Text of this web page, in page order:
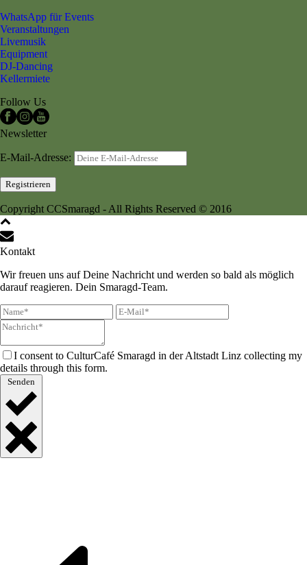
WhatsApp für Events
Veranstaltungen
Livemusik
Equipment
DJ-Dancing
Kellermiete
Follow Us
Newsletter
E-Mail-Adresse:
Copyright CCSmaragd - All Rights Reserved © 2016
Kontakt
Wir freuen uns auf Deine Nachricht und werden so bald als möglich
darauf reagieren. Dein Smaragd-Team.
I consent to CulturCafé Smaragd in der Altstadt Linz collecting my
details through this form.
Senden